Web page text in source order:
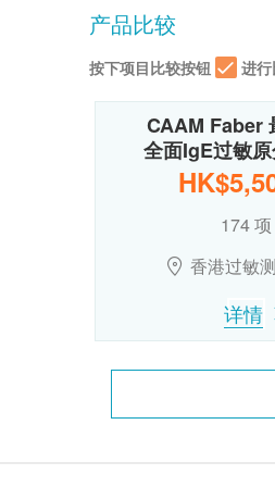
产品比较
按下项目比较按钮 进
CAAM Faber
全面IgE过敏
174 项
香港过敏
详情